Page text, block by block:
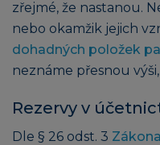
zřejmé, že nastanou.
nebo okamžik jejich
dohadných položek
neznáme přesnou
Rezervy v
Dle § 26 odst. 3